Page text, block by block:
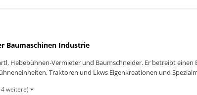
Baumaschinen Industrie
Hebebühnen-Vermieter und Baumschneider. Er betreibt
Traktoren und Lkws Eigenkreationen und
weitere)